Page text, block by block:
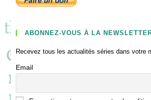
ABONNEZ-VOUS À LA
Recevez tous les actualités séries dans votre
Email